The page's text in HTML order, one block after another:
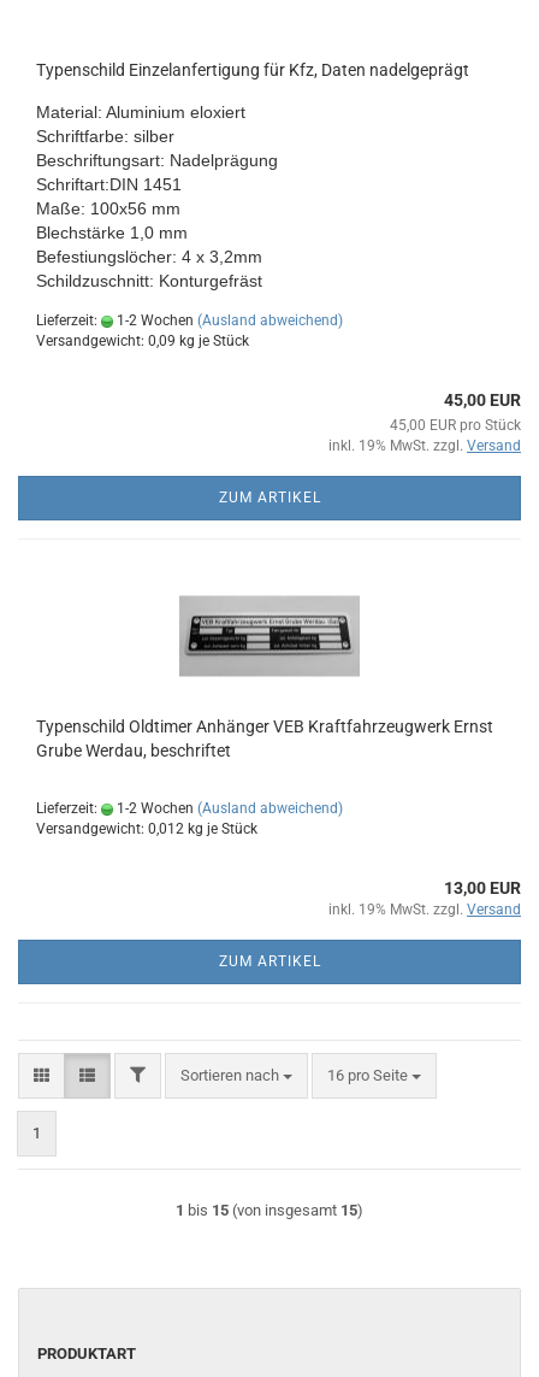
Typenschild Einzelanfertigung für Kfz, Daten nadelgeprägt
Material: Aluminium eloxiert
Schriftfarbe: silber
Beschriftungsart: Nadelprägung
Schriftart:DIN 1451
Maße: 100x56 mm
Blechstärke 1,0 mm
Befestiungslöcher: 4 x 3,2mm
Schildzuschnitt: Konturgefräst
Lieferzeit: 1-2 Wochen (Ausland abweichend)
Versandgewicht: 0,09 kg je Stück
45,00 EUR
45,00 EUR pro Stück
inkl. 19% MwSt. zzgl. Versand
ZUM ARTIKEL
Typenschild Oldtimer Anhänger VEB Kraftfahrzeugwerk Ernst
Grube Werdau, beschriftet
Lieferzeit: 1-2 Wochen (Ausland abweichend)
Versandgewicht: 0,012 kg je Stück
13,00 EUR
inkl. 19% MwSt. zzgl. Versand
ZUM ARTIKEL
FILTERSortieren nach
Sortieren nach 16 pro Seite
pro Seite
1
1 bis 15 (von insgesamt 15)
PRODUKTART
PRODUKTART